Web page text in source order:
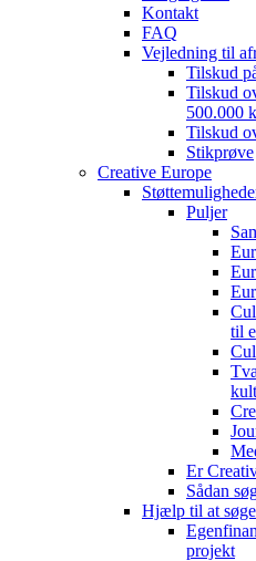
Kontakt
FAQ
Vejledning til
Tilskud
Tilskud
500.000
Tilskud
Stikprøve
Creative Europe
Puljer
til
Er
Sådan
Hjælp til at søge
projekt